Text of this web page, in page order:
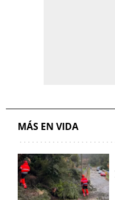
MÁS EN VIDA